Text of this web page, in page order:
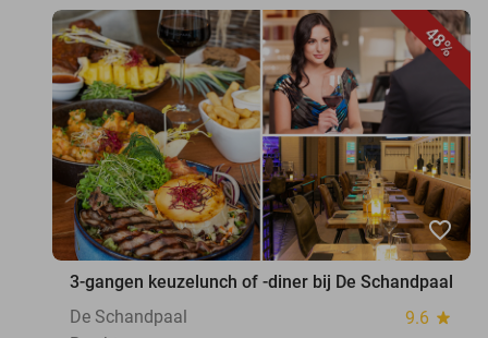
48%
favorite_border
3-gangen keuzelunch of -diner bij De Schandpaal
De Schandpaal
9.6 star